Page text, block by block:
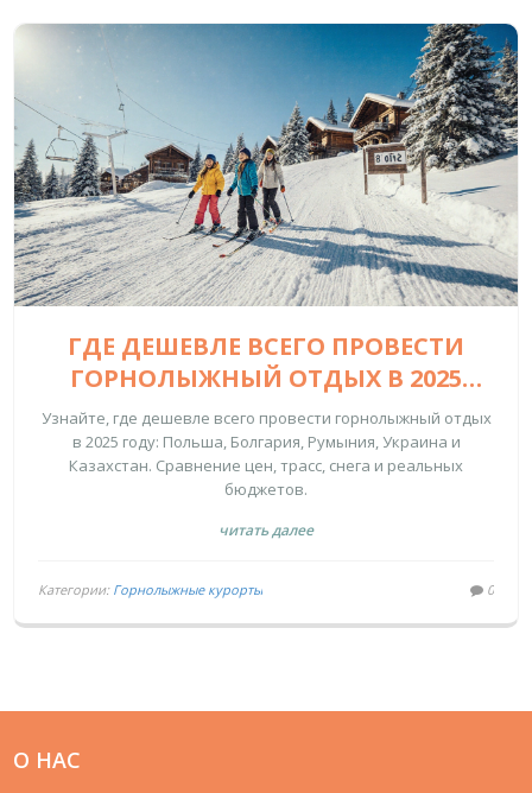
ГДЕ ДЕШЕВЛЕ ВСЕГО ПРОВЕСТИ
ГОРНОЛЫЖНЫЙ ОТДЫХ В 2025
ГОДУ
Узнайте, где дешевле всего провести горнолыжный отдых
в 2025 году: Польша, Болгария, Румыния, Украина и
Казахстан. Сравнение цен, трасс, снега и реальных
бюджетов.
читать далее
Категории: Горнолыжные курорты 0
О НАС